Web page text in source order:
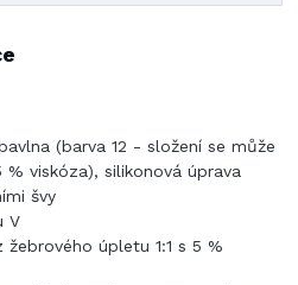
(barva 12 - složení se může
viskóza), silikonová úprava
švy
V
úpletu 1:1 s 5 %